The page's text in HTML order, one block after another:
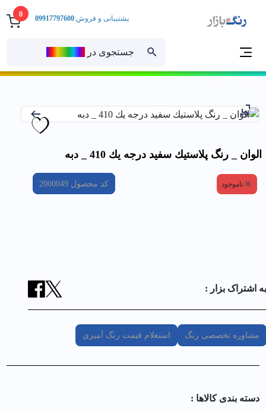
0
جستجوی در
پشتیبانی و فروش:09917797600
الوان _ رنگ پلاستيك سفيد درجه يك 410 _ دبه
ناموجود کد محصول 2000049
به اشتراک بزار :
مشاوره تخصصی رنگ استعلام قیمت رنگ آمیزی
دسته بندی کالا‌ها :